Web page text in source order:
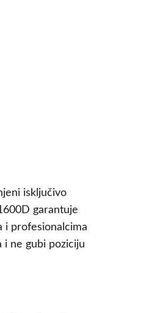
isključivo
garantuje
i profesionalcima
i ne gubi poziciju